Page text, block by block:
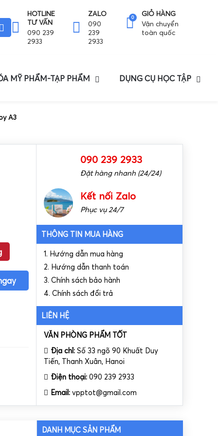
HOTLINE
TƯ VẤN
090 239
2933
ZALO
090
239
2933
0
GIỎ HÀNG
Vận chuyển
toàn quốc
MỸ PHẨM-TẠP PHẨM DỤNG CỤ HỌC TẬP
A3
090 239 2933
Đặt hàng nhanh (24/24)
Kết nối Zalo
Phục vụ 24/7
THÔNG TIN MUA HÀNG
1. Hướng dẫn mua hàng
2. Hướng dẫn thanh toán
3. Chính sách bảo hành
4. Chính sách đổi trả
LIÊN HỆ
VĂN PHÒNG PHẨM TỐT
Địa chỉ: Số 33 ngõ 90 Khuất Duy
Tiến, Thanh Xuân, Hanoi
Điện thoại: 090 239 2933
Email: vpptot@gmail.com
DANH MỤC SẢN PHẨM